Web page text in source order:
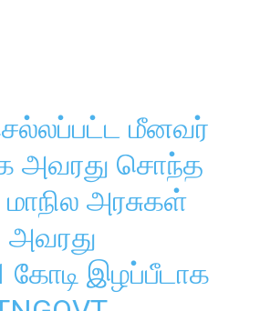
மீனவர்
அவரது சொந்த
அரசுகள்
அவரது
கோடி இழப்பீடாக